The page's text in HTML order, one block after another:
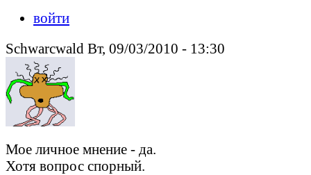
войти
Schwarcwald Вт, 09/03/2010 - 13:30
Мое личное мнение - да.
Хотя вопрос спорный.